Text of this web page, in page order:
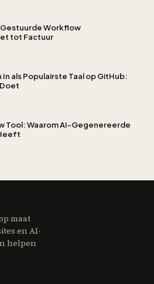
Workflow
tot Factuur
Taal op GitHub:
Tool: Waarom AI-Gegenereerde
maat
en AI-
helpen